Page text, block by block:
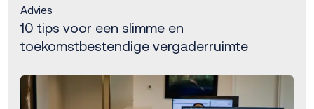
Advies
10 tips voor een slimme en
toekomstbestendige vergaderruimte